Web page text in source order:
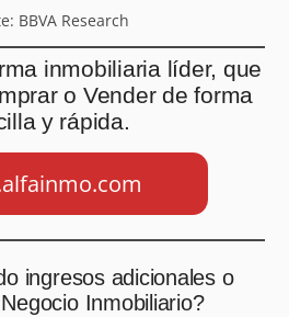
BBVA Research
inmobiliaria líder, que
o Vender de forma
y rápida.
ingresos adicionales o
Inmobiliario?